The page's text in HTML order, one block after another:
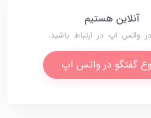
آنلاین هستیم
واتس اپ در ارتباط باشید.
گفتگو در واتس اپ